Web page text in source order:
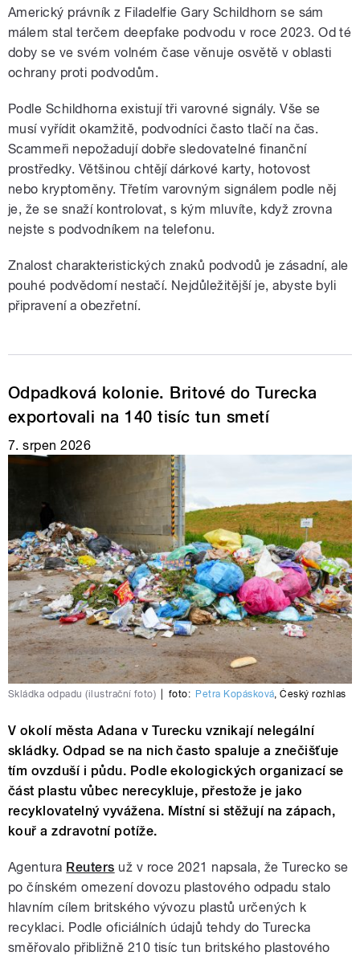
Americký právník z Filadelfie Gary Schildhorn se sám
málem stal terčem deepfake podvodu v roce 2023. Od té
doby se ve svém volném čase věnuje osvětě v oblasti
ochrany proti podvodům.
Podle Schildhorna existují tři varovné signály. Vše se
musí vyřídit okamžitě, podvodníci často tlačí na čas.
Scammeři nepožadují dobře sledovatelné finanční
prostředky. Většinou chtějí dárkové karty, hotovost
nebo kryptoměny. Třetím varovným signálem podle něj
je, že se snaží kontrolovat, s kým mluvíte, když zrovna
nejste s podvodníkem na telefonu.
Znalost charakteristických znaků podvodů je zásadní, ale
pouhé podvědomí nestačí. Nejdůležitější je, abyste byli
připravení a obezřetní.
Odpadková kolonie. Britové do Turecka
exportovali na 140 tisíc tun smetí
7. srpen 2026
Skládka odpadu (ilustrační foto) foto: Petra Kopásková,Český rozhlas
V okolí města Adana v Turecku vznikají nelegální
skládky. Odpad se na nich často spaluje a znečišťuje
tím ovzduší i půdu. Podle ekologických organizací se
část plastu vůbec nerecykluje, přestože je jako
recyklovatelný vyvážena. Místní si stěžují na zápach,
kouř a zdravotní potíže.
Agentura Reuters už v roce 2021 napsala, že Turecko se
po čínském omezení dovozu plastového odpadu stalo
hlavním cílem britského vývozu plastů určených k
recyklaci. Podle oficiálních údajů tehdy do Turecka
směřovalo přibližně 210 tisíc tun britského plastového